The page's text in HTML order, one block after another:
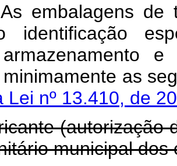
embalagens de
identificação
minimamente
Lei nº 13.410, de
(autorização
municipal